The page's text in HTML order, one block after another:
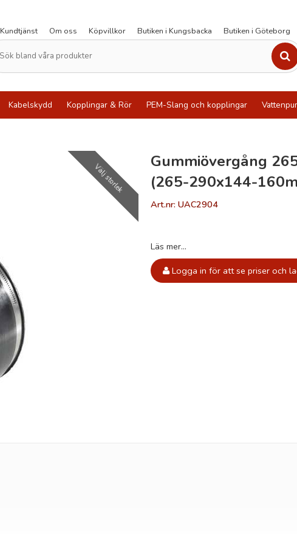
Kundtjänst
Om oss Köpvillkor Butiken i Kungsbacka Butiken i Göteborg
Kabelskydd Kopplingar & Rör PEM-Slang och kopplingar
Välj storlek
Gummiövergång
(265-290x144-
Art.nr: UAC2904
Läs mer...
Logga in för att se priser och